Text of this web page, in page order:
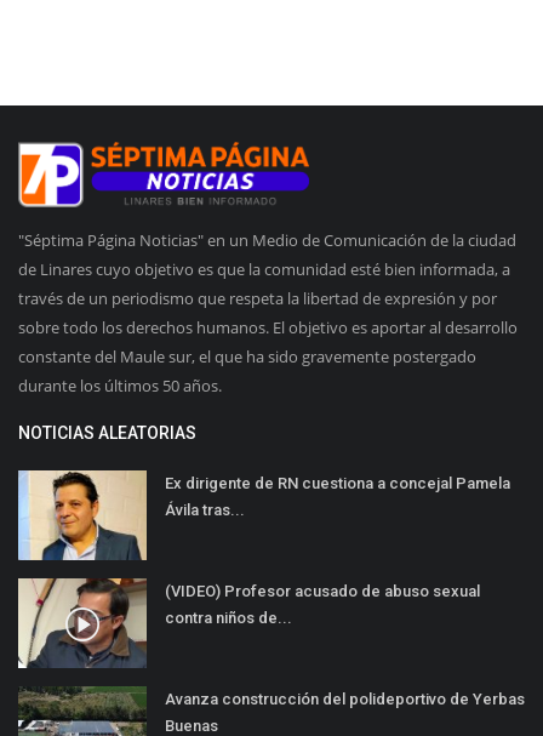
"Séptima Página Noticias" en un Medio de Comunicación de la ciudad
de Linares cuyo objetivo es que la comunidad esté bien informada, a
través de un periodismo que respeta la libertad de expresión y por
sobre todo los derechos humanos. El objetivo es aportar al desarrollo
constante del Maule sur, el que ha sido gravemente postergado
durante los últimos 50 años.
NOTICIAS ALEATORIAS
Ex dirigente de RN cuestiona a concejal Pamela
Ávila tras...
(VIDEO) Profesor acusado de abuso sexual
contra niños de...
Avanza construcción del polideportivo de Yerbas
Buenas